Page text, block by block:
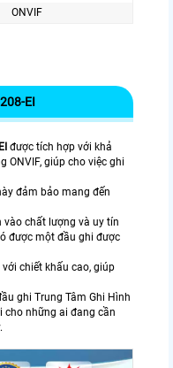
ONVIF
EI
được tích hợp với khả
ONVIF, giúp cho việc ghi
đảm bảo mang đến
vào chất lượng và uy tín
được một đầu ghi được
chiết khấu cao, giúp
ghi Trung Tâm Ghi Hình
cho những ai đang cần